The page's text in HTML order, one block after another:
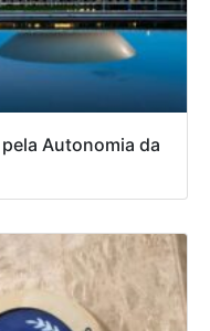
Autonomia da